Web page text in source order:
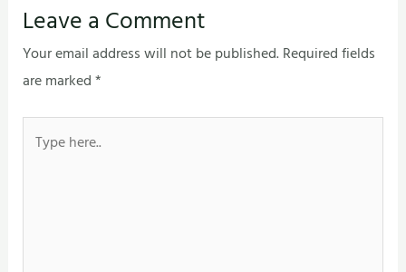
Leave a Comment
Your email address will not be published.Required fields
are marked*
here..